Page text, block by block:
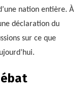
nation entière. À
déclaration du
sur ce que